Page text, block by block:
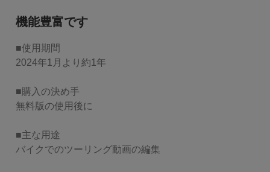
機能豊富です
■使用期間
2024年1月より約1年
■購入の決め手
無料版の使用後に
■主な用途
バイクでのツーリング動画の編集